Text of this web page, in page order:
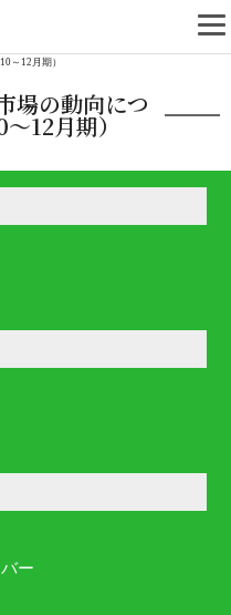
～12月期）
場の動向につ
12月期）
ー